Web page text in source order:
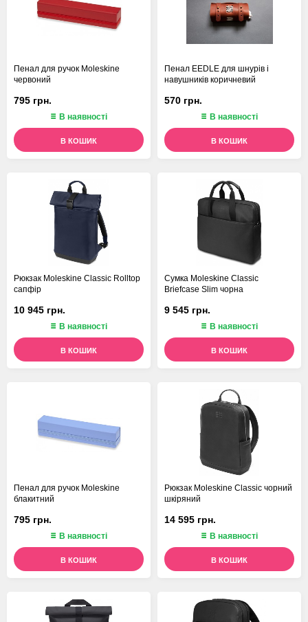
Пенал для ручок Moleskine
червоний
795 грн.
В наявності
В КОШИК
Пенал EEDLE для шнурів і
навушників коричневий
570 грн.
В наявності
В КОШИК
Рюкзак Moleskine Classic Rolltop
сапфір
10 945 грн.
В наявності
В КОШИК
Сумка Moleskine Classic
Briefcase Slim чорна
9 545 грн.
В наявності
В КОШИК
Пенал для ручок Moleskine
блакитний
795 грн.
В наявності
В КОШИК
Рюкзак Moleskine Classic чорний
шкіряний
14 595 грн.
В наявності
В КОШИК